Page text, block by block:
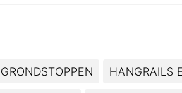
HANGRAILS